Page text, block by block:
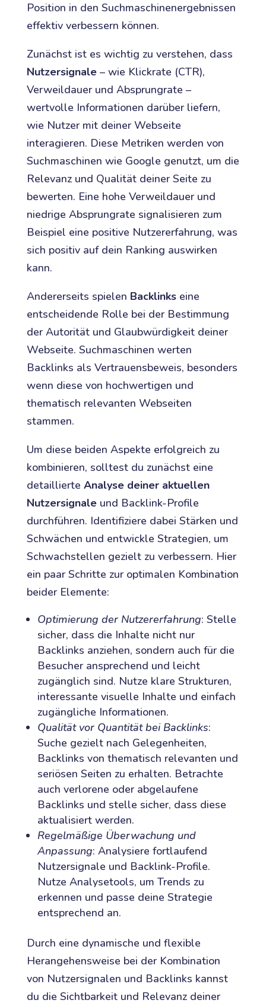
Position in den Suchmaschinenergebnissen
effektiv verbessern können.
Zunächst ist es wichtig zu verstehen, dass
Nutzersignale– wie Klickrate (CTR),
Verweildauer und Absprungrate –
wertvolle Informationen darüber liefern,
wie Nutzer mit deiner Webseite
interagieren. Diese Metriken werden von
Suchmaschinen wie Google genutzt, um die
Relevanz und Qualität deiner Seite zu
bewerten. Eine hohe Verweildauer und
niedrige Absprungrate signalisieren zum
Beispiel eine positive Nutzererfahrung, was
sich positiv auf dein Ranking auswirken
kann.
Andererseits spielen Backlinkseine
entscheidende Rolle bei der Bestimmung
der Autorität und Glaubwürdigkeit deiner
Webseite. Suchmaschinen werten
Backlinks als Vertrauensbeweis, besonders
wenn diese von hochwertigen und
thematisch relevanten Webseiten
stammen.
Um diese beiden Aspekte erfolgreich zu
kombinieren, solltest du zunächst eine
detaillierte Analyse deiner aktuellen
Nutzersignaleund Backlink-Profile
durchführen. Identifiziere dabei Stärken und
Schwächen und entwickle Strategien, um
Schwachstellen gezielt zu verbessern. Hier
ein paar Schritte zur optimalen Kombination
beider Elemente:
Optimierung der Nutzererfahrung: Stelle
sicher, dass die Inhalte nicht nur
Backlinks anziehen, sondern auch für die
Besucher ansprechend und leicht
zugänglich sind. Nutze klare Strukturen,
interessante visuelle Inhalte und einfach
zugängliche Informationen.
Qualität vor Quantität bei Backlinks:
Suche gezielt nach Gelegenheiten,
Backlinks von thematisch relevanten und
seriösen Seiten zu erhalten. Betrachte
auch verlorene oder abgelaufene
Backlinks und stelle sicher, dass diese
aktualisiert werden.
Regelmäßige Überwachung und
Anpassung: Analysiere fortlaufend
Nutzersignale und Backlink-Profile.
Nutze Analysetools, um Trends zu
erkennen und passe deine Strategie
entsprechend an.
Durch eine dynamische und flexible
Herangehensweise bei der Kombination
von Nutzersignalen und Backlinks kannst
du die Sichtbarkeit und Relevanz deiner